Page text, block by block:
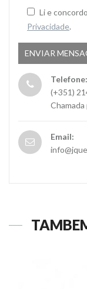
Li e
Privacidade.
Telefone:
(+351)
Chamada
Email: